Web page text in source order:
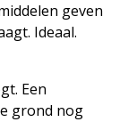
geven
Ideaal.
Een
grond nog